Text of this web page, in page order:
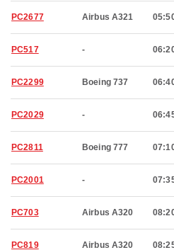
PC2677 Airbus A321
PC517 -
PC2299 Boeing 737
PC2029 -
PC2811 Boeing 777
PC2001 -
PC703 Airbus A320
PC819 Airbus A320